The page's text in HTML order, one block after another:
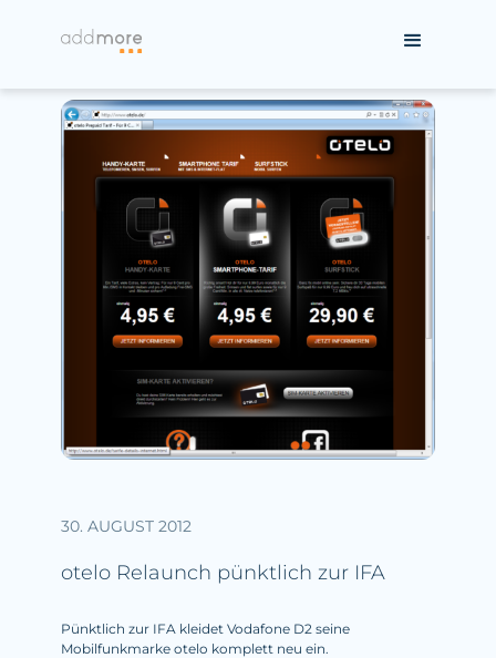
30. AUGUST 2012
otelo Relaunch pünktlich zur IFA
Pünktlich zur IFA kleidet Vodafone D2 seine
Mobilfunkmarke otelo komplett neu ein.